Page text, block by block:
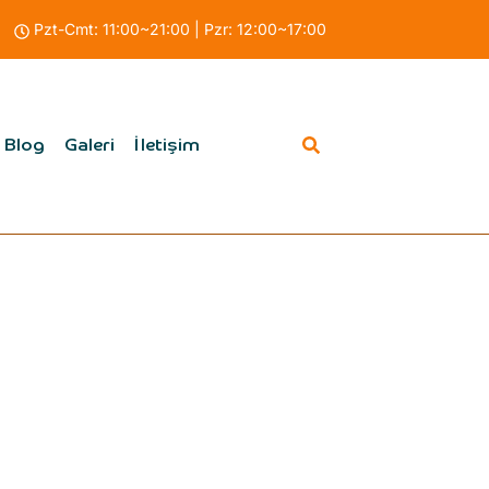
Pzt-Cmt: 11:00~21:00 | Pzr: 12:00~17:00
Blog Galeri İletişim